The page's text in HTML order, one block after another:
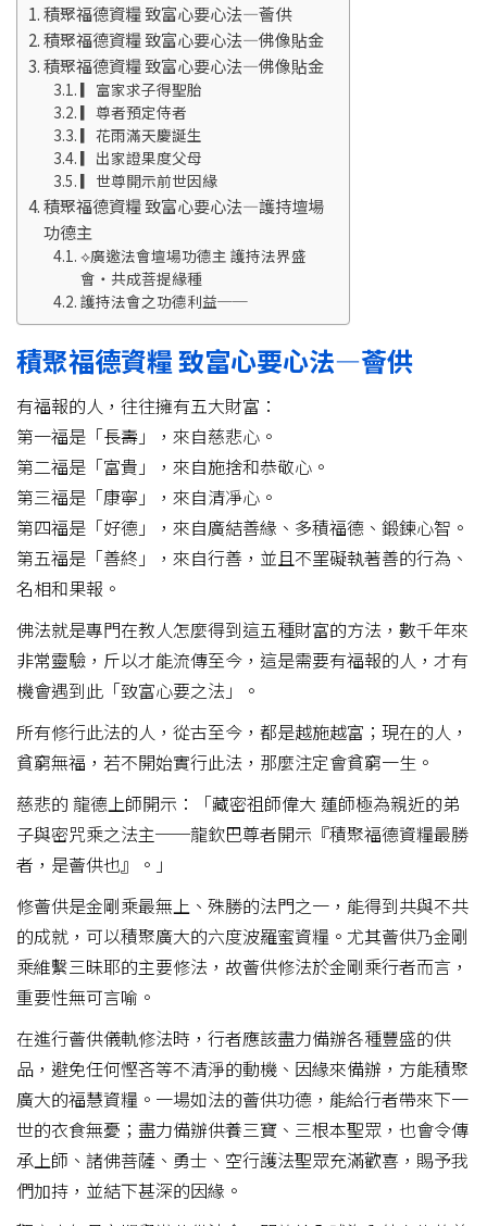
積聚福德資糧 致富心要心法—薈供
積聚福德資糧 致富心要心法—佛像貼金
積聚福德資糧 致富心要心法—佛像貼金
▎富家求子得聖胎
▎尊者預定侍者
▎花雨滿天慶誕生
▎出家證果度父母
▎世尊開示前世因緣
積聚福德資糧 致富心要心法—護持壇場
功德主
⟡廣邀法會壇場功德主 護持法界盛
會‧共成菩提緣種
護持法會之功德利益──
積聚福德資糧 致富心要心法—薈供
有福報的人，往往擁有五大財富：
第一福是「長壽」，來自慈悲心。
第二福是「富貴」，來自施捨和恭敬心。
第三福是「康寧」，來自清凈心。
第四福是「好德」，來自廣結善緣、多積福德、鍛鍊心智。
第五福是「善終」，來自行善，並且不罣礙執著善的行為、
名相和果報。
佛法就是專門在教人怎麼得到這五種財富的方法，數千年來
非常靈驗，斤以才能流傳至今，這是需要有福報的人，才有
機會遇到此「致富心要之法」。
所有修行此法的人，從古至今，都是越施越富；現在的人，
貧窮無福，若不開始實行此法，那麼注定會貧窮一生。
慈悲的 龍德上師開示：「藏密祖師偉大 蓮師極為親近的弟
子與密咒乘之法主──龍欽巴尊者開示『積聚福德資糧最勝
者，是薈供也』。」
修薈供是金剛乘最無上、殊勝的法門之一，能得到共與不共
的成就，可以積聚廣大的六度波羅蜜資糧。尤其薈供乃金剛
乘維繫三昧耶的主要修法，故薈供修法於金剛乘行者而言，
重要性無可言喻。
在進行薈供儀軌修法時，行者應該盡力備辦各種豐盛的供
品，避免任何慳吝等不清淨的動機、因緣來備辦，方能積聚
廣大的福慧資糧。一場如法的薈供功德，能給行者帶來下一
世的衣食無憂；盡力備辦供養三寶、三根本聖眾，也會令傳
承上師、諸佛菩薩、勇士、空行護法聖眾充滿歡喜，賜予我
們加持，並結下甚深的因緣。